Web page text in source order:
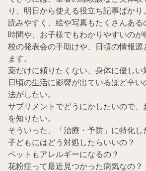
り、明日から使える役立ち記事ばかり
読みやすく、絵や写真もたくさんある
時間や、お子様でもわかりやすいのが
校の発表会の手助けや、日頃の情報源
ます。
薬だけに頼りたくない、身体に優しい
日頃の生活に影響が出ているほど辛い
法がしたい。
サプリメントでどうにかしたいので、
を知りたい。
そういった、「治療・予防」に特化し
子どもにはどう対処したらいいの？
ペットもアレルギーになるの？
花粉症って最近見つかった病気なの？